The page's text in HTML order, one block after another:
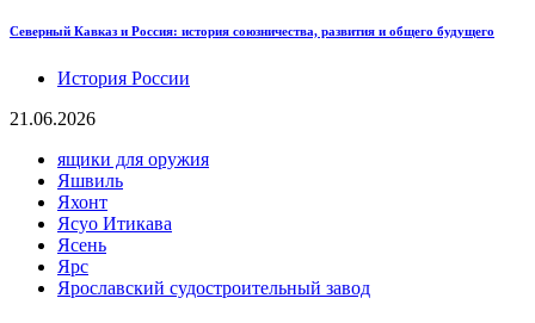
Северный Кавказ и Россия: история союзничества, развития и общего будущего
История России
21.06.2026
ящики для оружия
Яшвиль
Яхонт
Ясуо Итикава
Ясень
Ярс
Ярославский судостроительный завод